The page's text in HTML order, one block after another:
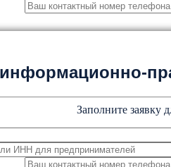
Заполните заявку